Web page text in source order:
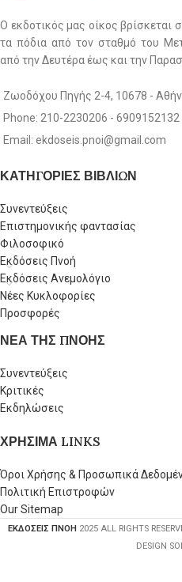
Ο εκδοτικός μας οίκος βρίσκεται
τα πόδια από τον σταθμό του
από την Δευτέρα έως και την
Ζωοδόχου Πηγής 2-4, 10678 -
Phone: 210-2230206 - 6909152132
Email: ekdoseis.pnoi@gmail.com
ΚΑΤΗΓΟΡΙΕΣ ΒΙΒΛΙΩΝ
Συνεντεύξεις
Επιστημονικής φαντασίας
Φιλοσοφικό
Εκδόσεις Πνοή
Εκδόσεις Ανεμολόγιο
Νέες Κυκλοφορίες
Προσφορές
ΝΕΑ ΤΗΣ ΠΝΟΗΣ
Συνεντεύξεις
Κριτικές
Εκδηλώσεις
ΧΡΗΣΙΜΑ LINKS
Όροι Χρήσης & Προσωπικά
Πολιτική Επιστροφών
Our Sitemap
ΕΚΔΟΣΕΙΣ ΠΝΟΗ 2025 ALL RIGHTS
DESIGN